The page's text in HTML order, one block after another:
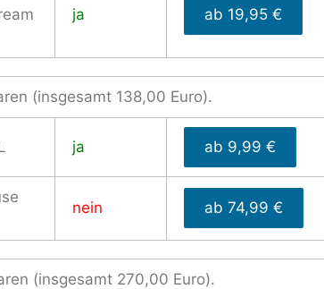
ja ab 19,95 €
(insgesamt 138,00 Euro).
ja ab 9,99 €
nein ab 74,99 €
(insgesamt 270,00 Euro).